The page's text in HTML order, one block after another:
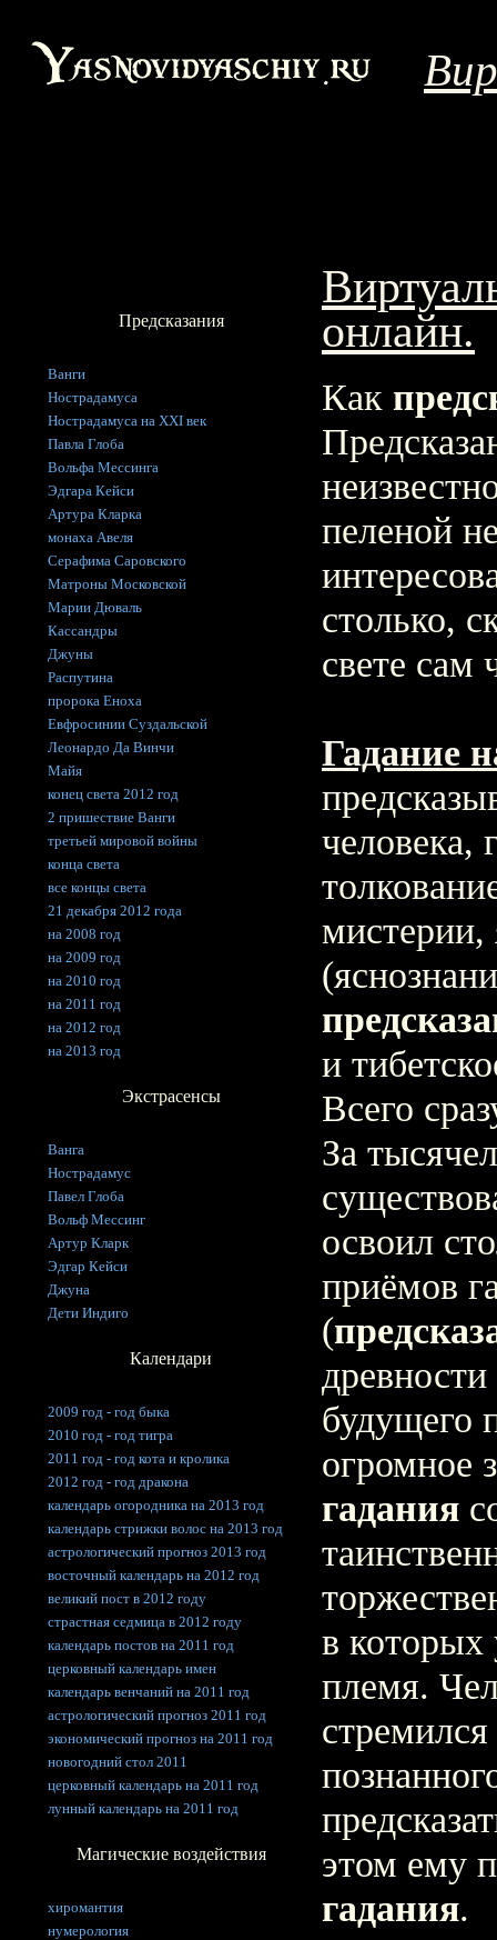
онлайн.
Как
пеленой
столько,
свете сам
Гадание
человека,
мистерии,
и
Всего
За
освоил
приёмов
(
будущего
огромное
гадания
в которых
племя.
стремился
этом ему
гадания.
Предсказания
Ванги
Нострадамуса
Нострадамуса на XXI век
Павла Глоба
Вольфа Мессинга
Эдгара Кейси
Артура Кларка
монаха Авеля
Серафима Саровского
Матроны Московской
Марии Дюваль
Кассандры
Джуны
Распутина
пророка Еноха
Евфросинии Суздальской
Леонардо Да Винчи
Майя
конец света 2012 год
2 пришествие Ванги
третьей мировой войны
конца света
все концы света
21 декабря 2012 года
на 2008 год
на 2009 год
на 2010 год
на 2011 год
на 2012 год
на 2013 год
Экстрасенсы
Ванга
Нострадамус
Павел Глоба
Вольф Мессинг
Артур Кларк
Эдгар Кейси
Джуна
Дети Индиго
Календари
2009 год - год быка
2010 год - год тигра
2011 год - год кота и кролика
2012 год - год дракона
календарь огородника на 2013 год
календарь стрижки волос на 2013 год
астрологический прогноз 2013 год
восточный календарь на 2012 год
великий пост в 2012 году
страстная седмица в 2012 году
календарь постов на 2011 год
церковный календарь имен
календарь венчаний на 2011 год
астрологический прогноз 2011 год
экономический прогноз на 2011 год
новогодний стол 2011
церковный календарь на 2011 год
лунный календарь на 2011 год
Магические воздействия
хиромантия
нумерология